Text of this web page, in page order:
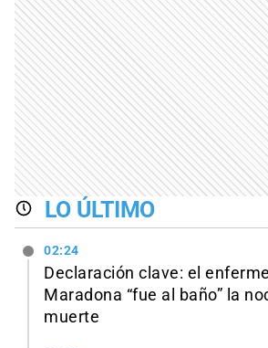
LO ÚLTIMO
02:24
Declaración clave: el
Maradona “fue al baño” la
muerte